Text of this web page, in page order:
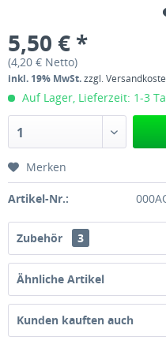
5,50 € *
(4,20 € Netto)
inkl. 19% MwSt.zzgl.
Auf Lager, Lieferzeit: 1-3
1
Merken
Artikel-Nr.:
Zubehör 3
Ähnliche Artikel
Kunden kauften auch